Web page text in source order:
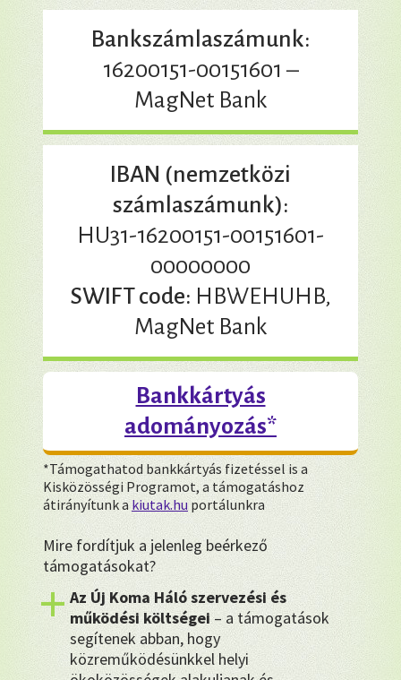
Bankszámlaszámunk:
16200151-00151601 –
MagNet Bank
IBAN (nemzetközi
számlaszámunk):
HU31-16200151-00151601-
00000000
SWIFT code: HBWEHUHB,
MagNet Bank
Bankkártyás
adományozás*
*Támogathatod bankkártyás fizetéssel is a
Kisközösségi Programot, a támogatáshoz
átirányítunk akiutak.huportálunkra
Mire fordítjuk a jelenleg beérkező
támogatásokat?
Az Új Koma Háló szervezési és
működési költségei– a támogatások
segítenek abban, hogy
közreműködésünkkel helyi